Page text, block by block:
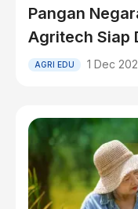
Pangan
Agritech Siap
AGRI EDU 1 Dec